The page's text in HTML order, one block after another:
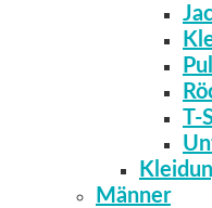
Männer